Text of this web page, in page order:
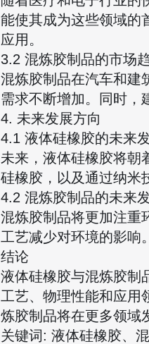
能使其成为这些领域的
应用。
3.2 混炼胶制品的市场
混炼胶制品在汽车和建
需求不断增加。同时，
4. 未来发展方向
4.1 液体硅橡胶的未来
未来，液体硅橡胶将朝
硅橡胶，以及通过纳米
4.2 混炼胶制品的未来
混炼胶制品将更加注重
工艺减少对环境的影响。
结论
液体硅橡胶与混炼胶制
工艺、物理性能和应用
炼胶制品将在更多领域
关键词: 液体硅橡胶、